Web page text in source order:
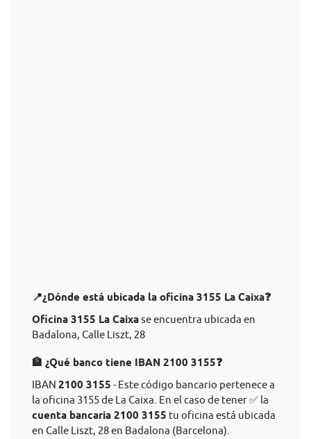
📍¿Dónde está ubicada la oficina 3155 La Caixa❓
Oficina 3155 La Caixase encuentra ubicada en
Badalona, Calle Liszt, 28
🏦 ¿Qué banco tiene IBAN 2100 3155❓
IBAN 2100 3155 - Este código bancario pertenece a
la oficina 3155 de La Caixa. En el caso de tener ✅ la
cuenta bancaria 2100 3155 tu oficina está ubicada
en Calle Liszt, 28 en Badalona (Barcelona).